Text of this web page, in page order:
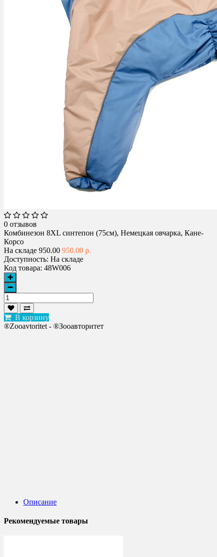
0 отзывов
Комбинезон 8XL синтепон (75см), Немецкая овчарка, Кане-
Корсо
На складе 950.00 950.00 р.
Доступность: На складе
Код товара: 48W006
В корзину
®Zooavtoritet - ®Зооавторитет
Описание
Рекомендуемые товары